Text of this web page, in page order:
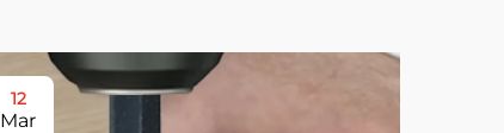
12
Mar